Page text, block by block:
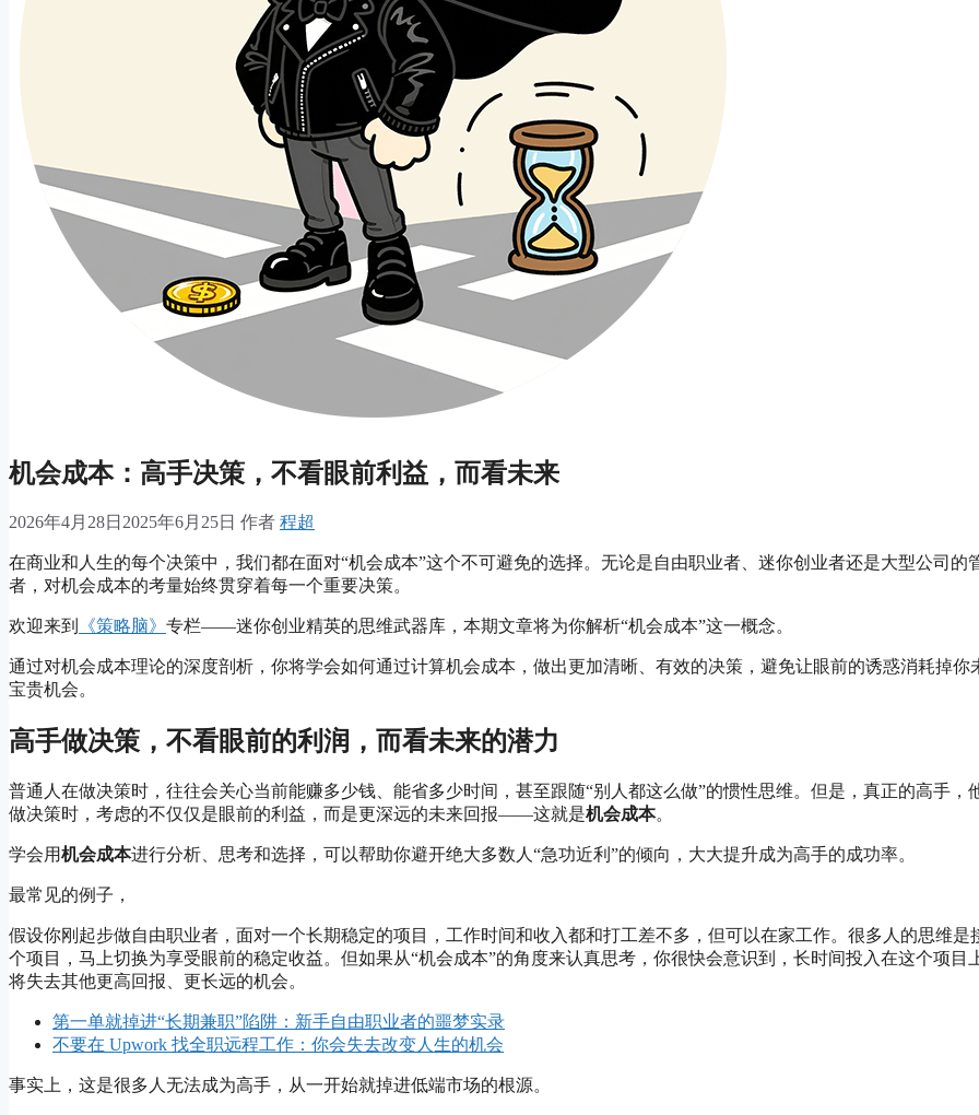
机会成本：高手决策，不看眼前利益，而看未来
2026年4月28日 2025年6月25日 作者 程超
在商业和人生的每个决策中，我们都在面对“机会成本”这个不可避免的选择。无论是自由职业者、迷你创业者还是大型公司的
者，对机会成本的考量始终贯穿着每一个重要决策。
欢迎来到 《策略脑》 专栏——迷你创业精英的思维武器库，本期文章将为你解析“机会成本”这一概念。
通过对机会成本理论的深度剖析，你将学会如何通过计算机会成本，做出更加清晰、有效的决策，避免让眼前的诱惑消耗掉你
宝贵机会。
高手做决策，不看眼前的利润，而看未来的潜力
普通人在做决策时，往往会关心当前能赚多少钱、能省多少时间，甚至跟随“别人都这么做”的惯性思维。但是，真正的高手，
做决策时，考虑的不仅仅是眼前的利益，而是更深远的未来回报——这就是机会成本。
学会用机会成本进行分析、思考和选择，可以帮助你避开绝大多数人“急功近利”的倾向，大大提升成为高手的成功率。
最常见的例子，
假设你刚起步做自由职业者，面对一个长期稳定的项目，工作时间和收入都和打工差不多，但可以在家工作。很多人的思维是
个项目，马上切换为享受眼前的稳定收益。但如果从“机会成本”的角度来认真思考，你很快会意识到，长时间投入在这个项目
将失去其他更高回报、更长远的机会。
第一单就掉进“长期兼职”陷阱：新手自由职业者的噩梦实录
不要在 Upwork 找全职远程工作：你会失去改变人生的机会
事实上，这是很多人无法成为高手，从一开始就掉进低端市场的根源。